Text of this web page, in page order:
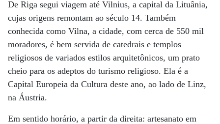
De Riga segui viagem até Vilnius, a capital da Lituânia,
cujas origens remontam ao século 14. Também
conhecida como Vilna, a cidade, com cerca de 550 mil
moradores, é bem servida de catedrais e templos
religiosos de variados estilos arquitetônicos, um prato
cheio para os adeptos do turismo religioso. Ela é a
Capital Europeia da Cultura deste ano, ao lado de Linz,
na Áustria.
Em sentido horário, a partir da direita: artesanato em